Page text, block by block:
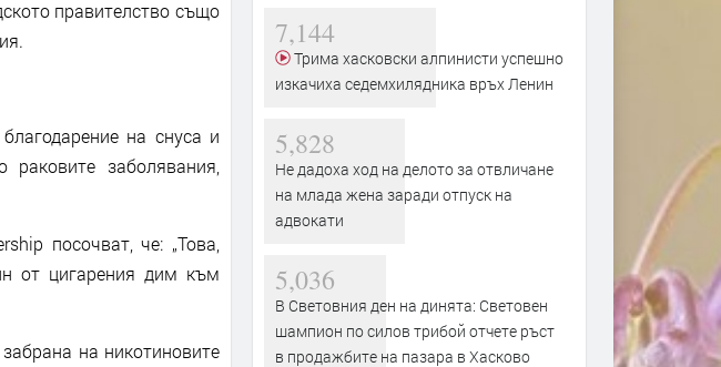
правителство също
на снуса и
заболявания,
посочват, че: „Това,
от цигарения дим към
на никотиновите
7,144
Трима хасковски алпинисти успешно
изкачиха седемхилядника връх Ленин
5,828
Не дадоха ход на делото за отвличане
на млада жена заради отпуск на
адвокати
5,036
В Световния ден на динята: Световен
шампион по силов трибой отчете ръст
в продажбите на пазара в Хасково